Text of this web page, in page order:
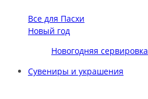
Все для Пасхи
Новый год
Новогодняя сервировка
Сувениры и украшения